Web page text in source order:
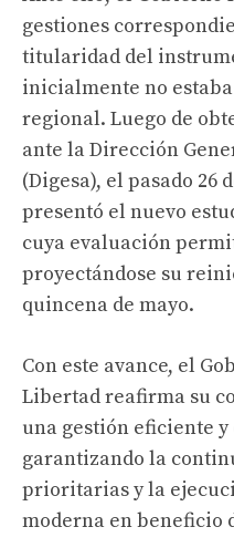
gestiones
titularidad del
inicialmente no
regional. Luego de
ante la Dirección
(Digesa), el pasado 26
presentó el nuevo
cuya evaluación
proyectándose su
quincena de mayo.
Con este avance, el
Libertad reafirma su
una gestión eficiente
garantizando la
prioritarias y la
moderna en beneficio